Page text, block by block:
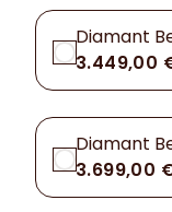
Diamant
3.449,00
Diamant
3.699,00